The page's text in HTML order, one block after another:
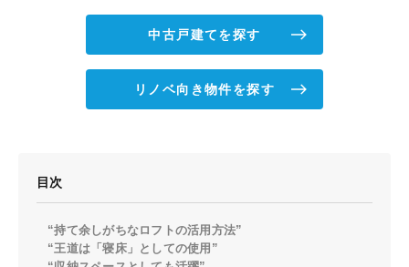
中古戸建てを探す
リノベ向き物件を探す
目次
“持て余しがちなロフトの活用方法”
“王道は「寝床」としての使用”